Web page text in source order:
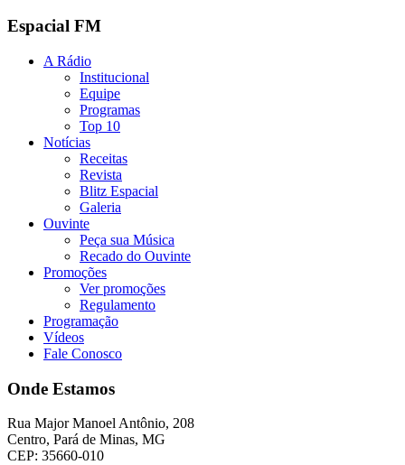
Espacial FM
A Rádio
Institucional
Equipe
Programas
Top 10
Notícias
Receitas
Revista
Blitz Espacial
Galeria
Ouvinte
Peça sua Música
Recado do Ouvinte
Promoções
Ver promoções
Regulamento
Programação
Vídeos
Fale Conosco
Onde Estamos
Rua Major Manoel Antônio, 208
Centro, Pará de Minas, MG
CEP: 35660-010